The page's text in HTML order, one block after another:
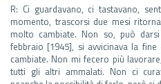
R: Ci guardavano, ci tastavano,
momento, trascorsi due mesi
molto cambiate. Non so, può
febbraio [1945], si avvicinava la
cambiate. Non mi fecero più
tutti gli altri ammalati. Non ci